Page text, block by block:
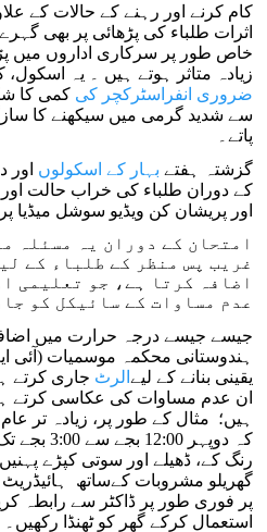
کام کرنے اور رہنے کے حالات کے
اثرات طلباء کی پڑھائی پر بھی
خاص طور پر سرکاری اداروں میں
زیادہ متاثر ہوتے ہیں ۔ یہ اسکول،
ضروری انفراسٹرکچر کی کمی کا
سے شدید گرمی میں سیکھنے کا
پاتے۔
گزشتہ ہفتے بہار کے اسکولوں اور
کے دوران طلباء کی خراب حالت
اور پریشان کن ویڈیو سوشل میڈیا
امتحان کے دوران یہ مسئلہ
غریب پس منظر کے طلباء کے
اضافہ کرتا ہے، جو تعلیمی
عدم مساوات کے سائیکل کو
جیسے جیسے درجہ حرارت میں اضافہ
ہندوستانی محکمہ موسمیات (آئی
یقینی بنانے کے لیے الرٹ جاری کرتے
ان عدم مساوات کی عکاسی کرتے
ہیں؛ مثال کے طور پر، زیادہ تر
کہ دوپہر
رنگ کے، ڈھیلے اور سوتی کپڑے
گھریلو مشروبات کےساتھ
پر فوری طور پر ڈاکٹر سے رابطہ
استعمال کرکے گھر کو ٹھنڈا رکھیں۔